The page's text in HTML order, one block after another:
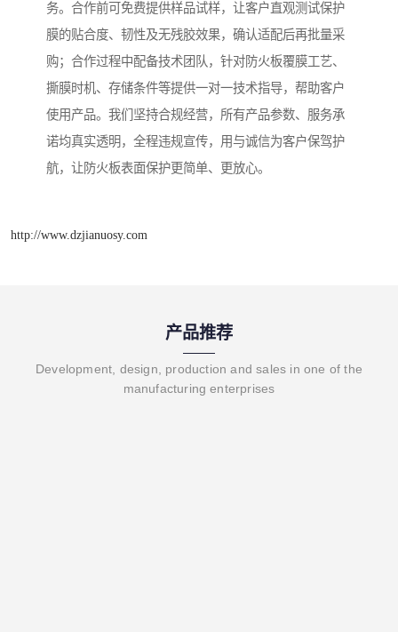
务。合作前可免费提供样品试样，让客户直观测试保护
膜的贴合度、韧性及无残胶效果，确认适配后再批量采
购；合作过程中配备技术团队，针对防火板覆膜工艺、
撕膜时机、存储条件等提供一对一技术指导，帮助客户
使用产品。我们坚持合规经营，所有产品参数、服务承
诺均真实透明，全程违规宣传，用与诚信为客户保驾护
航，让防火板表面保护更简单、更放心。
http://www.dzjianuosy.com
产品推荐
Development, design, production and sales in one of the
manufacturing enterprises